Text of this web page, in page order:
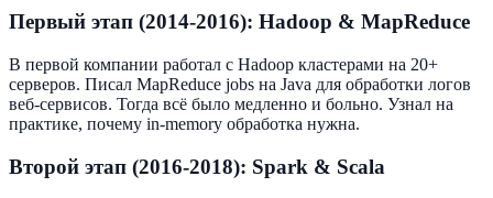
Первый этап (2014-2016): Hadoop & MapReduce
В первой компании работал с Hadoop кластерами на 20+
серверов. Писал MapReduce jobs на Java для обработки логов
веб-сервисов. Тогда всё было медленно и больно. Узнал на
практике, почему in-memory обработка нужна.
Второй этап (2016-2018): Spark & Scala